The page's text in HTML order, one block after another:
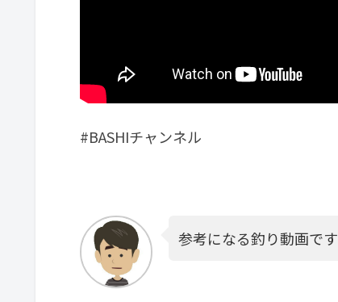
#BASHIチャンネル
参考になる釣り動画です